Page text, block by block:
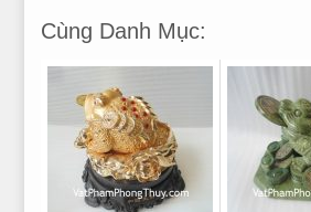
Cùng Danh Mục: